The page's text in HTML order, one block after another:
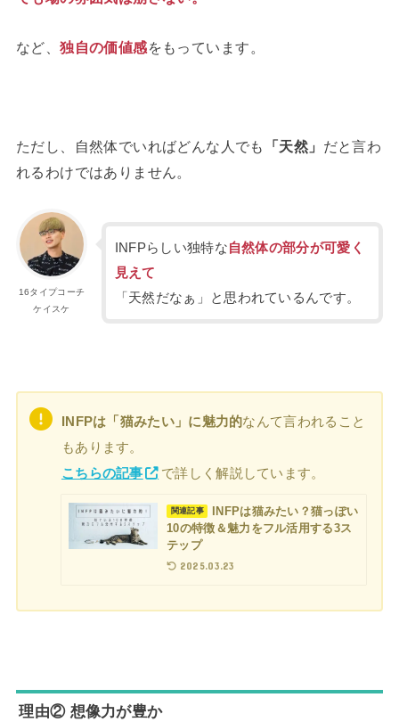
など、独自の価値感をもっています。
ただし、自然体でいればどんな人でも 「天然」 だと言わ
れるわけではありません。
16タイプコーチ
ケイスケ
INFPらしい独特な自然体の部分が可愛く
見えて
「天然だなぁ」と思われているんです。
INFPは「猫みたい」に魅力的なんて言われること
もあります。
こちらの記事
で詳しく解説しています。
関連記事
INFPは猫みたい？猫っぽい
10の特徴＆魅力をフル活用する3ス
テップ
2025.03.23
理由② 想像力が豊か